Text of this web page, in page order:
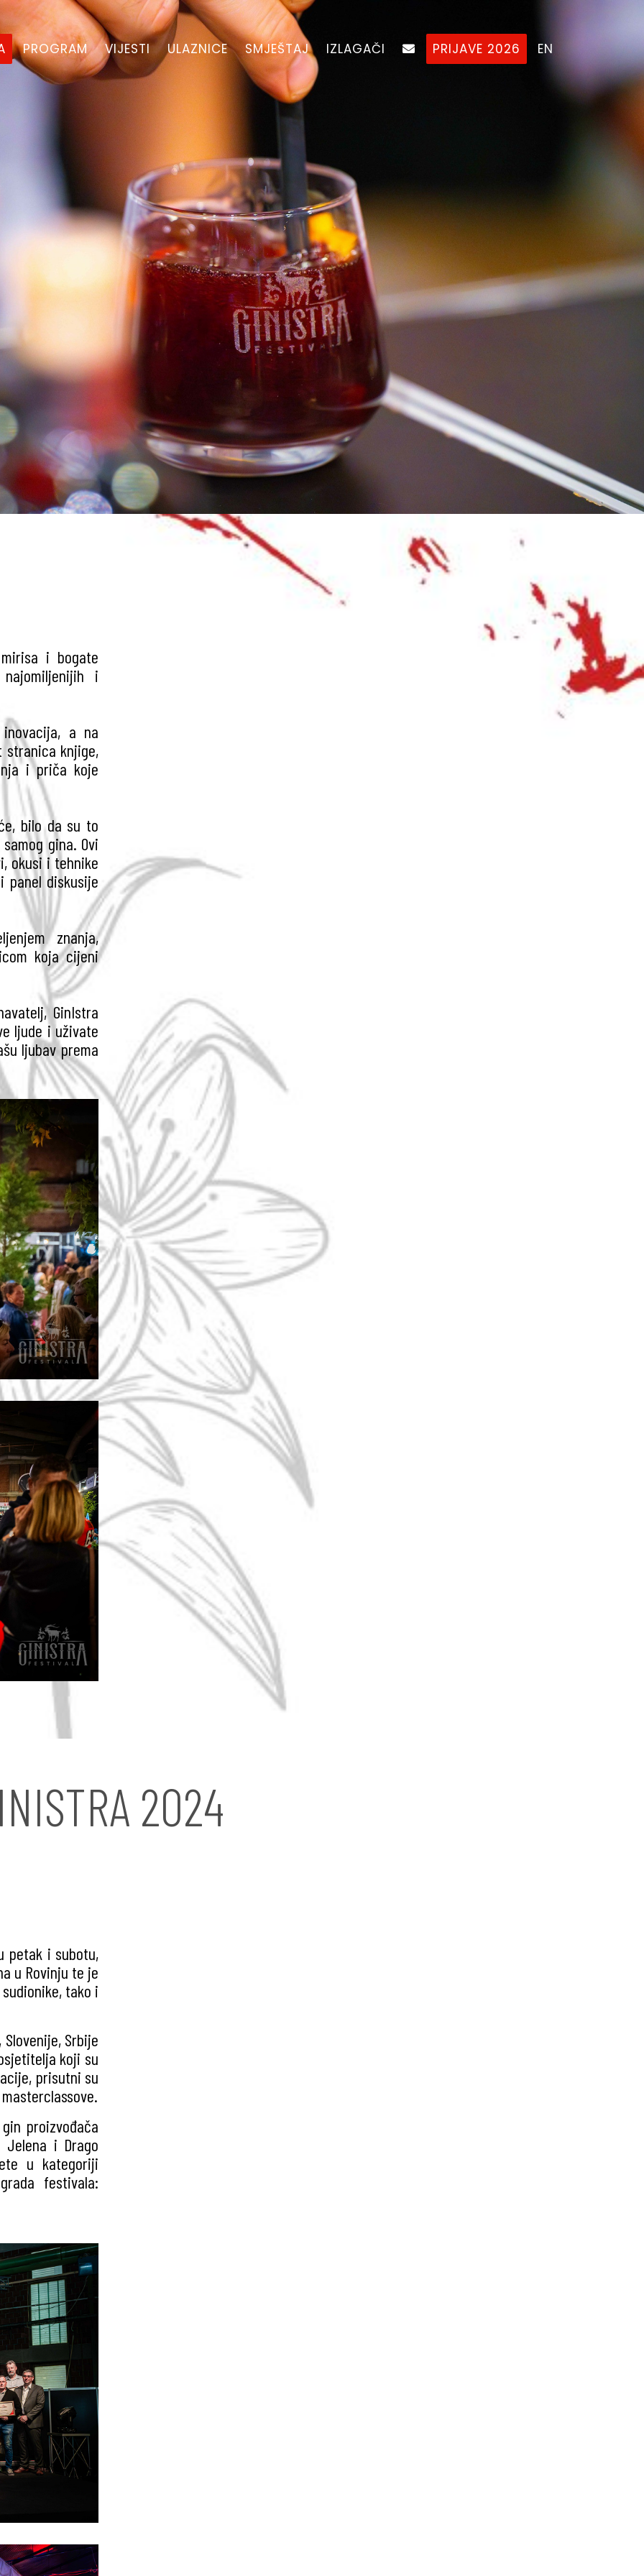
PROGRAM VIJESTI ULAZNICE SMJEŠTAJ IZLAGAČI PRIJAVE 2026 EN
i bogate
i
a na
stranica knjige,
i priča koje
bilo da su to
gina. Ovi
okusi i tehnike
panel diskusije
znanja,
koja cijeni
GinIstra
ljude i uživate
ljubav prema
2024
petak i subotu,
u Rovinju te je
tako i
Srbije
koji su
prisutni su
proizvođača
i Drago
u kategoriji
festivala: